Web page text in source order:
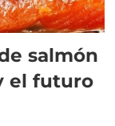
salmón
el futuro